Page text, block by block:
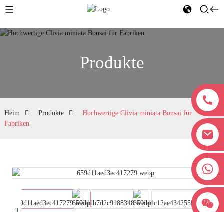
+8618038381627
Produkte
Heim Produkte
Hochwertige Clivia miniata Bonsai für
Fabriken